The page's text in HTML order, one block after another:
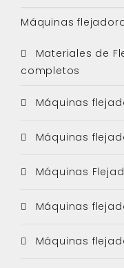
Máquinas
Materiales de
completos
Máquinas
Máquinas
Máquinas
Máquinas
Máquinas